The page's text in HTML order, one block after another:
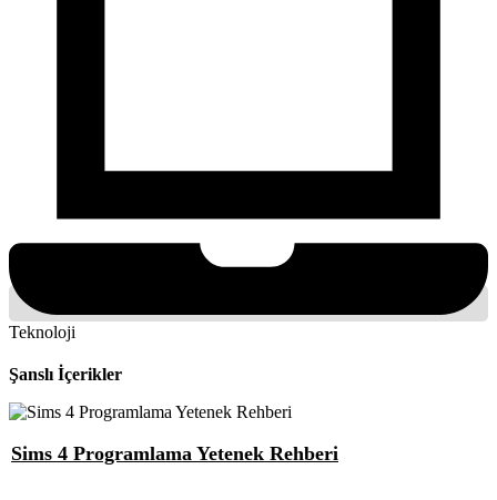
Teknoloji
Şanslı İçerikler
Sims 4 Programlama Yetenek Rehberi